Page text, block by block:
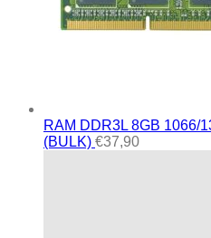
RAM DDR3L 8GB 1066/
(BULK) €37,90